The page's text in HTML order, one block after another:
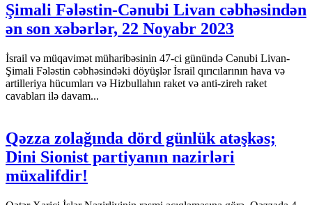
Şimali Fələstin-Cənubi Livan cəbhəsindən
ən son xəbərlər, 22 Noyabr 2023
İsrail və müqavimət müharibəsinin 47-ci günündə Cənubi Livan-
Şimali Fələstin cəbhəsindəki döyüşlər İsrail qırıcılarının hava və
artilleriya hücumları və Hizbullahın raket və anti-zireh raket
cavabları ilə davam...
Qəzza zolağında dörd günlük atəşkəs;
Dini Sionist partiyanın nazirləri
müxalifdir!